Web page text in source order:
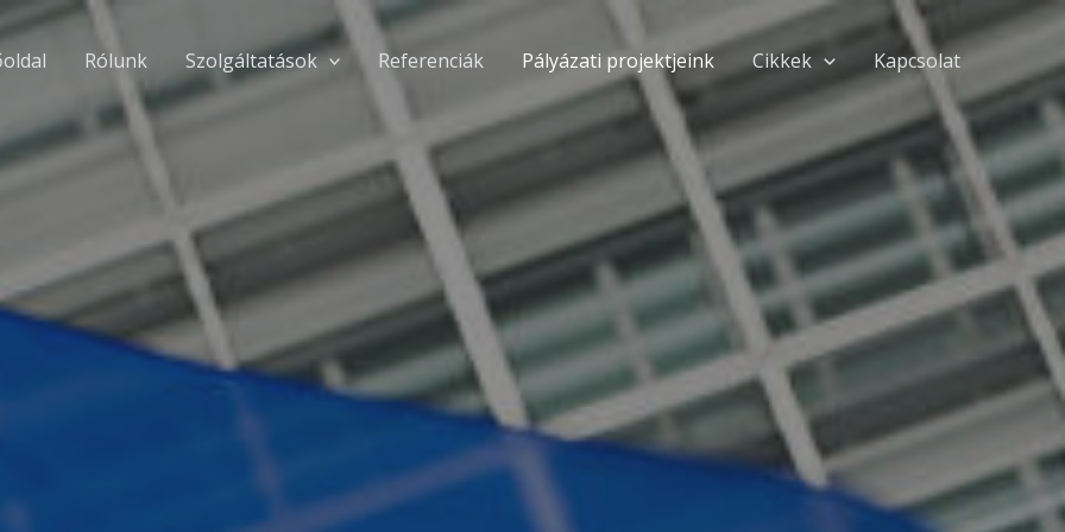
Rólunk Szolgáltatások Referenciák Pályázati projektjeink Cikkek Kapcsolat